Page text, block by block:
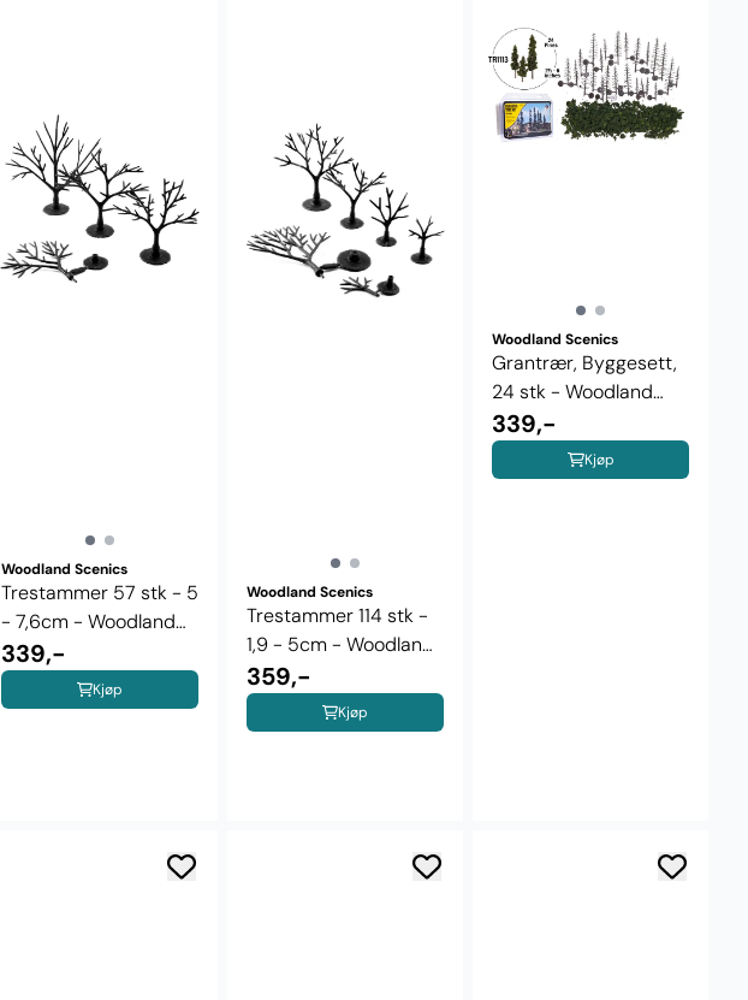
Woodland Scenics
Trestammer 57 stk - 5
- 7,6cm - Woodland
Scenics ...
339,-
Kjøp
Woodland Scenics
Trestammer 114 stk -
1,9 - 5cm - Woodland
Scenics ...
359,-
Kjøp
Woodland Scenics
Grantrær, Byggesett,
24 stk - Woodland
Scenics ...
339,-
Kjøp